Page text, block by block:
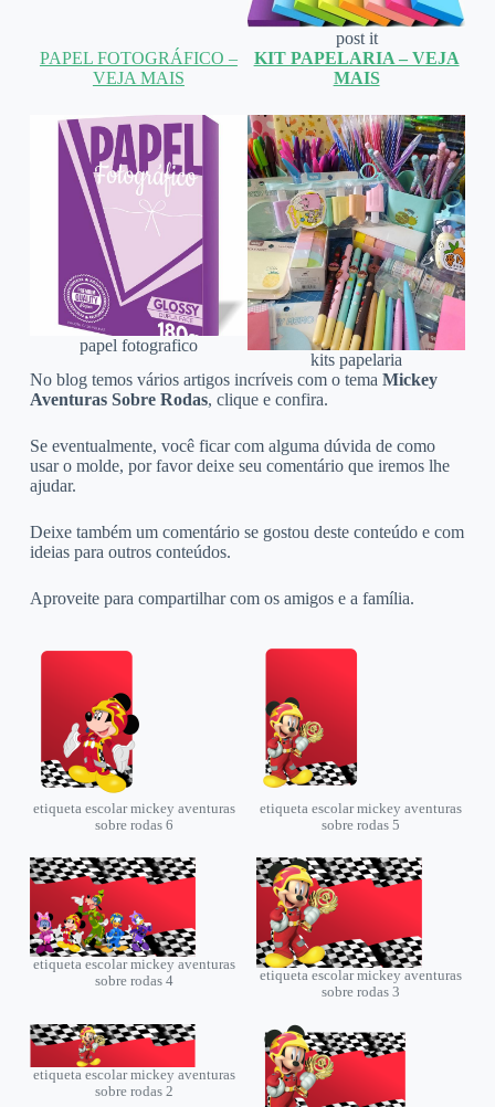
post it
PAPEL FOTOGRÁFICO –
VEJA MAIS
papel fotografico
KIT PAPELARIA – VEJA
MAIS
kits papelaria
No blog temos vários artigos incríveis com o tema Mickey
Aventuras Sobre Rodas, clique e confira.
Se eventualmente, você ficar com alguma dúvida de como
usar o molde, por favor deixe seu comentário que iremos lhe
ajudar.
Deixe também um comentário se gostou deste conteúdo e com
ideias para outros conteúdos.
Aproveite para compartilhar com os amigos e a família.
etiqueta escolar mickey aventuras
sobre rodas 6
etiqueta escolar mickey aventuras
sobre rodas 5
etiqueta escolar mickey aventuras
sobre rodas 4
etiqueta escolar mickey aventuras
sobre rodas 3
etiqueta escolar mickey aventuras
sobre rodas 2